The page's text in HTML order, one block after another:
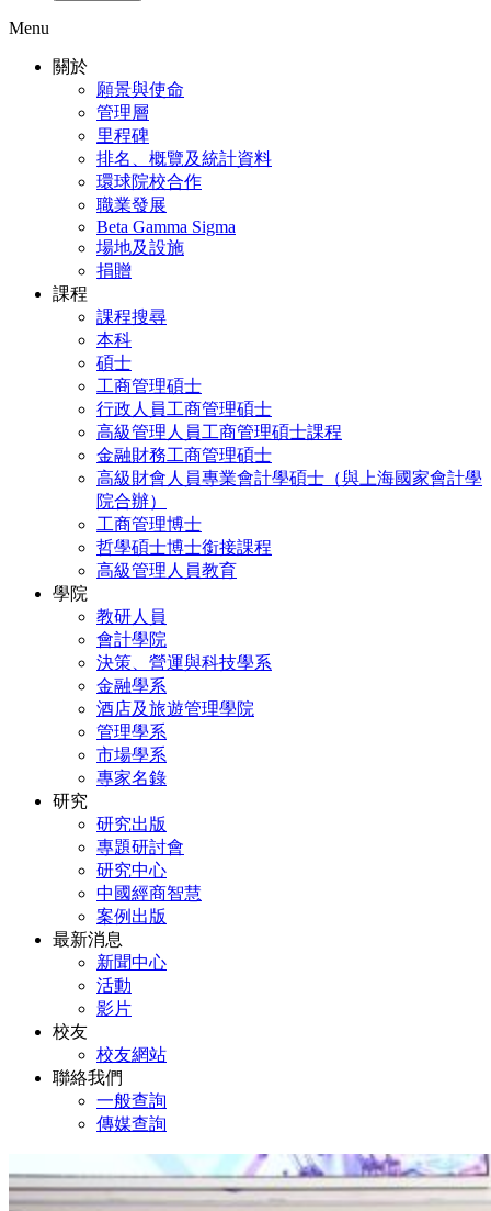
Menu
關於
願景與使命
管理層
里程碑
排名、概覽及統計資料
環球院校合作
職業發展
Beta Gamma Sigma
場地及設施
捐贈
課程
課程搜尋
本科
碩士
工商管理碩士
行政人員工商管理碩士
高級管理人員工商管理碩士課程
金融財務工商管理碩士
高級財會人員專業會計學碩士（與上海國家會計學
院合辦）
工商管理博士
哲學碩士博士銜接課程
高級管理人員教育
學院
教研人員
會計學院
決策、營運與科技學系
金融學系
酒店及旅遊管理學院
管理學系
市場學系
專家名錄
研究
研究出版
專題研討會
研究中心
中國經商智慧
案例出版
最新消息
新聞中心
活動
影片
校友
校友網站
聯絡我們
一般查詢
傳媒查詢